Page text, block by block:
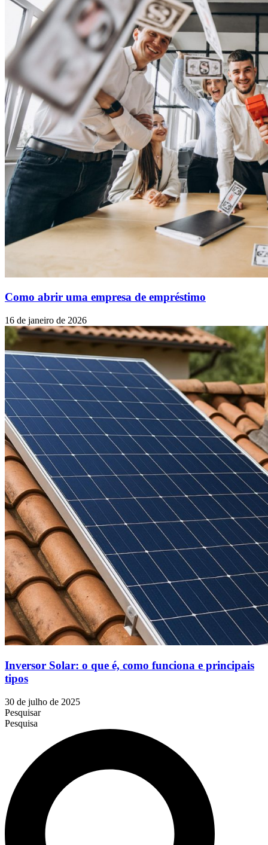
Como abrir uma empresa de empréstimo
16 de janeiro de 2026
Inversor Solar: o que é, como funciona e principais
tipos
30 de julho de 2025
Pesquisar
Pesquisa